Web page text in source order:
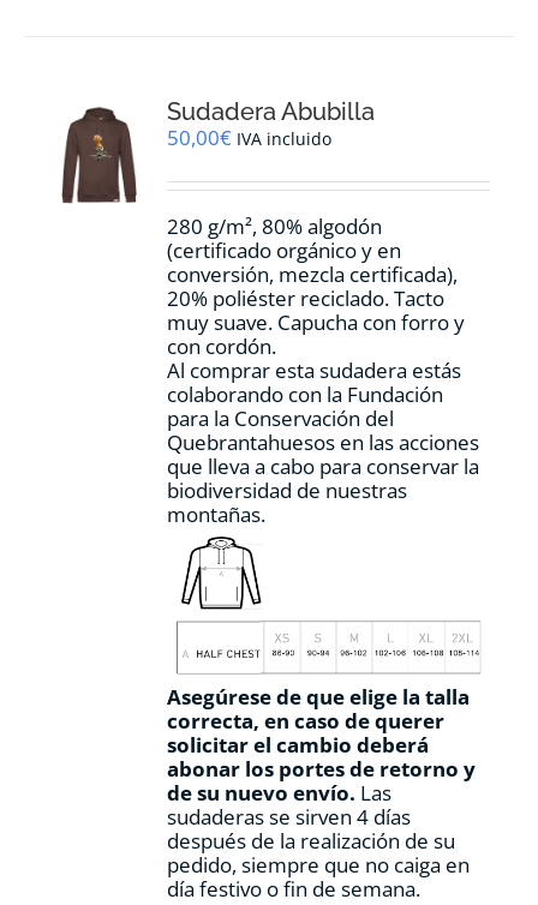
se
pueden
en
página
de
producto
Sudadera Abubilla
50,00€ IVA incluido
280 g/m², 80% algodón
(certificado orgánico y en
conversión, mezcla certificada),
20% poliéster reciclado. Tacto
muy suave. Capucha con forro y
con cordón.
Al comprar esta sudadera estás
colaborando con la Fundación
para la Conservación del
Quebrantahuesos en las acciones
que lleva a cabo para conservar la
biodiversidad de nuestras
montañas.
Asegúrese de que elige la talla
correcta, en caso de querer
solicitar el cambio deberá
abonar los portes de retorno y
de su nuevo envío. Las
sudaderas se sirven 4 días
después de la realización de su
pedido, siempre que no caiga en
día festivo o fin de semana.